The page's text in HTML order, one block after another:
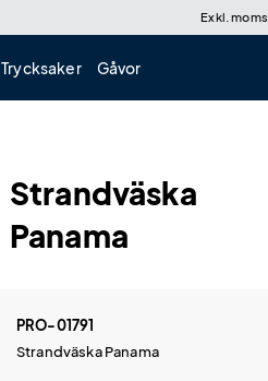
Exkl. moms
Trycksaker Gåvor
Strandväska
Panama
PRO-01791
Strandväska Panama